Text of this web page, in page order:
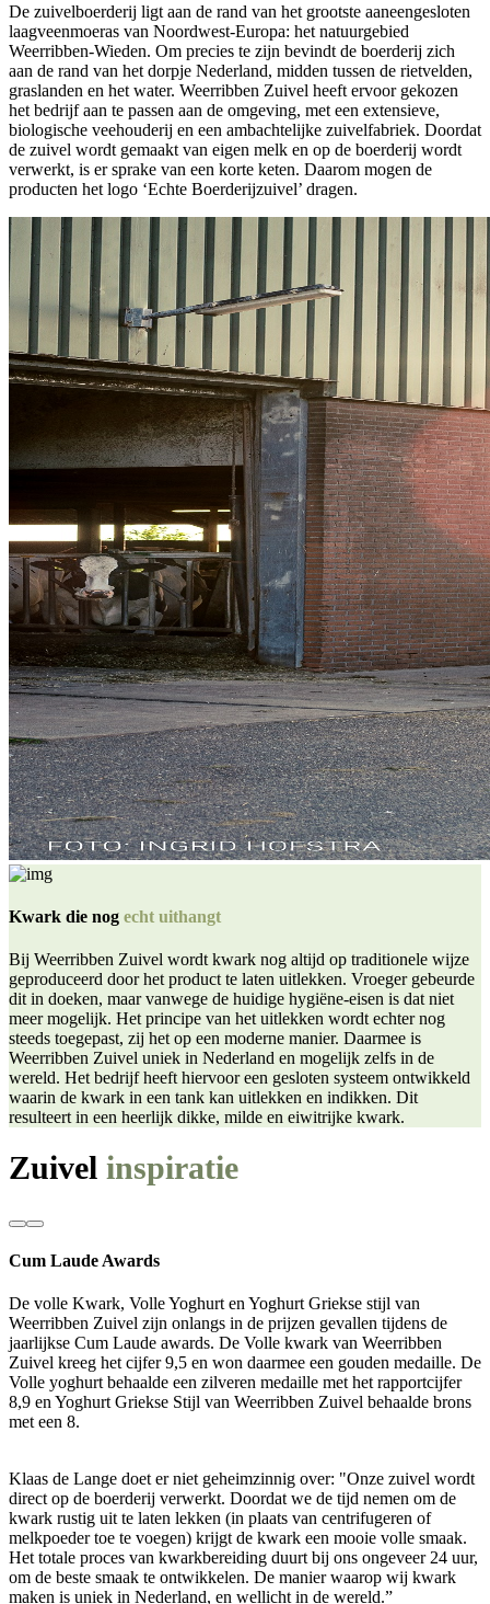
De zuivelboerderij ligt aan de rand van het grootste aaneengesloten
laagveenmoeras van Noordwest-Europa: het natuurgebied
Weerribben-Wieden. Om precies te zijn bevindt de boerderij zich
aan de rand van het dorpje Nederland, midden tussen de rietvelden,
graslanden en het water. Weerribben Zuivel heeft ervoor gekozen
het bedrijf aan te passen aan de omgeving, met een extensieve,
biologische veehouderij en een ambachtelijke zuivelfabriek. Doordat
de zuivel wordt gemaakt van eigen melk en op de boerderij wordt
verwerkt, is er sprake van een korte keten. Daarom mogen de
producten het logo ‘Echte Boerderijzuivel’ dragen.
Kwark die nog echt uithangt
Bij Weerribben Zuivel wordt kwark nog altijd op traditionele wijze
geproduceerd door het product te laten uitlekken. Vroeger gebeurde
dit in doeken, maar vanwege de huidige hygiëne-eisen is dat niet
meer mogelijk. Het principe van het uitlekken wordt echter nog
steeds toegepast, zij het op een moderne manier. Daarmee is
Weerribben Zuivel uniek in Nederland en mogelijk zelfs in de
wereld. Het bedrijf heeft hiervoor een gesloten systeem ontwikkeld
waarin de kwark in een tank kan uitlekken en indikken. Dit
resulteert in een heerlijk dikke, milde en eiwitrijke kwark.
Zuivel inspiratie
Cum Laude Awards
De volle Kwark, Volle Yoghurt en Yoghurt Griekse stijl van
Weerribben Zuivel zijn onlangs in de prijzen gevallen tijdens de
jaarlijkse Cum Laude awards. De Volle kwark van Weerribben
Zuivel kreeg het cijfer 9,5 en won daarmee een gouden medaille. De
Volle yoghurt behaalde een zilveren medaille met het rapportcijfer
8,9 en Yoghurt Griekse Stijl van Weerribben Zuivel behaalde brons
met een 8.
Klaas de Lange doet er niet geheimzinnig over: "Onze zuivel wordt
direct op de boerderij verwerkt. Doordat we de tijd nemen om de
kwark rustig uit te laten lekken (in plaats van centrifugeren of
melkpoeder toe te voegen) krijgt de kwark een mooie volle smaak.
Het totale proces van kwarkbereiding duurt bij ons ongeveer 24 uur,
om de beste smaak te ontwikkelen. De manier waarop wij kwark
maken is uniek in Nederland, en wellicht in de wereld.”